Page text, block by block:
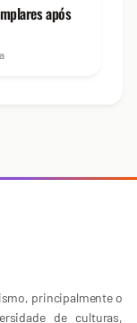
após
principalmente o
de culturas,